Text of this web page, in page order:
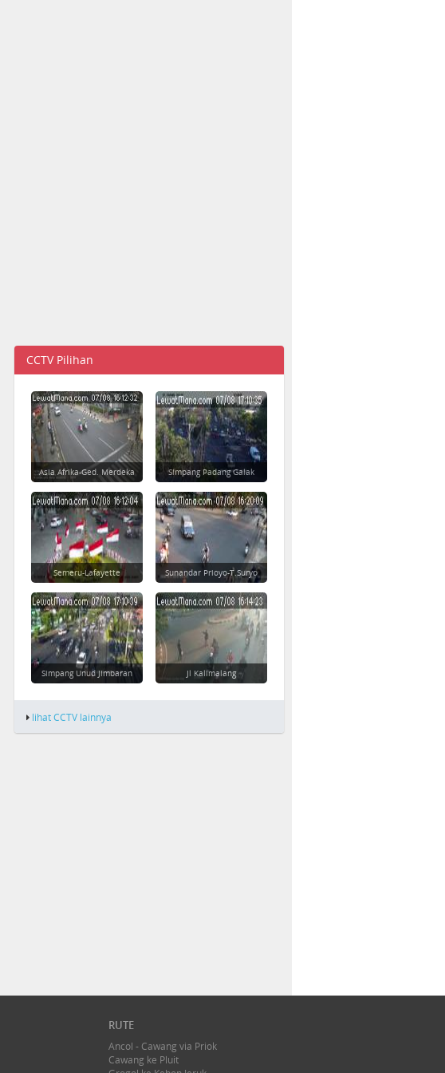
CCTV Pilihan
Asia Afrika-Ged. Merdeka Simpang Padang Galak
Semeru-Lafayette Sunandar Prioyo-T.Suryo
Simpang Unud Jimbaran Jl Kalimalang
lihat CCTV lainnya
RUTE
Ancol - Cawang via Priok
Cawang ke Pluit